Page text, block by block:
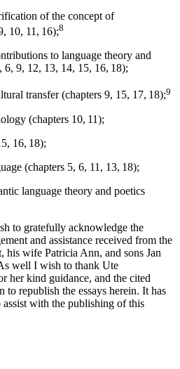
of the concept of
, 10, 11, 16);8
to language theory and
, 6, 9, 12, 13, 14, 15, 16, 18);
transfer (chapters 9, 15, 17, 18);9
(chapters 10, 11);
, 16, 18);
(chapters 5, 6, 11 , 13, 18);
language theory and poetics
to gratefully acknowledge the
and assistance received from the
wife Patricia Ann, and sons Jan
well I wish to thank Ute
her kind guidance, and the cited
to republish the essays herein. It has
with the publishing of this